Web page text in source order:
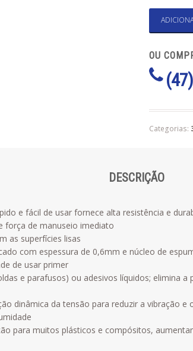
OU
Categorias:
DESCRIÇÃO
e fácil de usar fornece alta resistência e
força de manuseio imediato
as superfícies lisas
com espessura de 0,6mm e núcleo de
de usar primer
e parafusos) ou adesivos líquidos; elimina
dinâmica da tensão para reduzir a vibração e
para muitos plásticos e compósitos,